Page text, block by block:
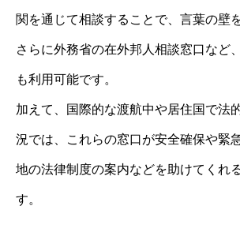
関を通じて相談することで、言葉の壁
さらに外務省の在外邦人相談窓口など
も利用可能です。
加えて、国際的な渡航中や居住国で法
況では、これらの窓口が安全確保や緊
地の法律制度の案内などを助けてくれ
す。